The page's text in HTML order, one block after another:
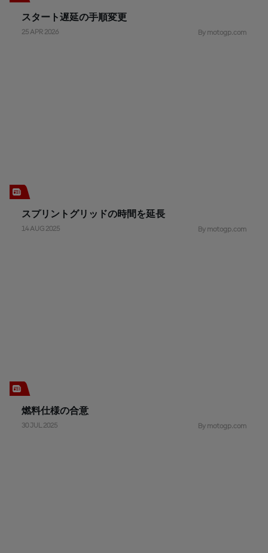
スタート遅延の手順変更
25 APR 2026 By motogp.com
スプリントグリッドの時間を延長
14 AUG 2025 By motogp.com
燃料仕様の合意
30 JUL 2025 By motogp.com